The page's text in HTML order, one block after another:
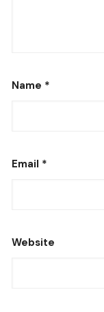
Name *
Email *
Website